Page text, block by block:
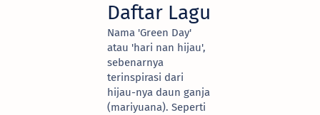
Daftar Lagu
Nama 'Green Day'
atau 'hari nan hijau',
sebenarnya
terinspirasi dari
hijau-nya daun ganja
(mariyuana). Seperti